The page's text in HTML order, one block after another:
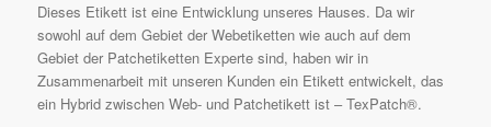
Dieses Etikett ist eine Entwicklung unseres Hauses. Da wir
sowohl auf dem Gebiet der Webetiketten wie auch auf dem
Gebiet der Patchetiketten Experte sind, haben wir in
Zusammenarbeit mit unseren Kunden ein Etikett entwickelt, das
ein Hybrid zwischen Web- und Patchetikett ist – TexPatch®.